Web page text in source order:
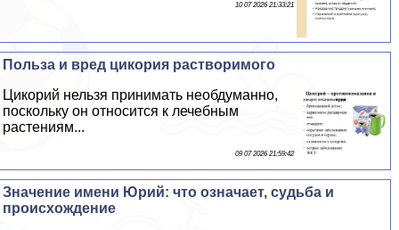
10 07 2026 21:33:21
Польза и вред цикория растворимого
Цикорий нельзя принимать необдуманно,
поскольку он относится к лечебным
растениям...
09 07 2026 21:59:42
Значение имени Юрий: что означает, судьба и
происхождение